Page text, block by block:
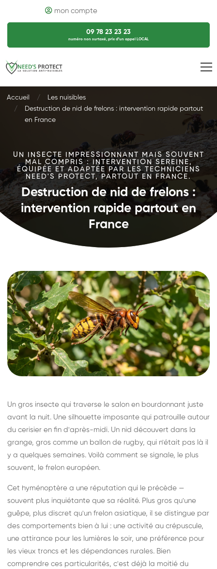
mon compte
09 78 23 23 23
numéro non surtaxé, prix d’un appel LOCAL
Accueil
Les nuisibles
Destruction de nid de frelons : intervention rapide partout
en France
UN INSECTE IMPRESSIONNANT MAIS SOUVENT
MAL COMPRIS : INTERVENTION SEREINE,
ÉQUIPÉE ET ADAPTÉE PAR LES TECHNICIENS
NEED'S PROTECT, PARTOUT EN FRANCE.
Destruction de nid de frelons :
intervention rapide partout en
France
Un gros insecte qui traverse le salon en bourdonnant juste
avant la nuit. Une silhouette imposante qui patrouille autour
du cerisier en fin d'après-midi. Un nid découvert dans la
grange, gros comme un ballon de rugby, qui n'était pas là il
y a quelques semaines. Voilà comment se signale, le plus
souvent, le frelon européen.
Cet hyménoptère a une réputation qui le précède —
souvent plus inquiétante que sa réalité. Plus gros qu'une
guêpe, plus discret qu'un frelon asiatique, il se distingue par
des comportements bien à lui : une activité au crépuscule,
une attirance pour les lumières le soir, une préférence pour
les vieux troncs et les dépendances rurales. Bien
comprendre ces particularités, c'est déjà la moitié du